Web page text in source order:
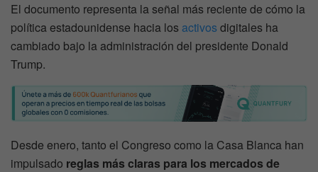
El documento representa la señal más reciente de cómo la
política estadounidense hacia los activosdigitales ha
cambiado bajo la administración del presidente Donald
Trump.
Desde enero, tanto el Congreso como la Casa Blanca han
impulsado reglas más claras para los mercados de